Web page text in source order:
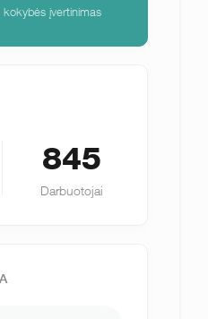
įvertinimas
845
Darbuotojai